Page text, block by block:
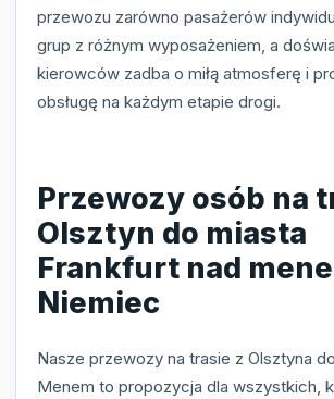
przewozu zarówno pasażerów
grup z różnym wyposażeniem, a
kierowców zadba o miłą atmosferę i
obsługę na każdym etapie drogi.
Przewozy osób na
Olsztyn do miasta
Frankfurt nad
Niemiec
Nasze przewozy na trasie z Olsztyna
Menem to propozycja dla wszystkich,